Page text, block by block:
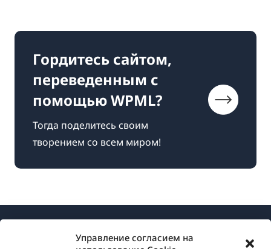
Управление согласием на
Гордитесь сайтом,
переведенным с
помощью WPML?
Тогда поделитесь своим
творением со всем миром!